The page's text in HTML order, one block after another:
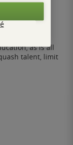
as is all
talent, limit